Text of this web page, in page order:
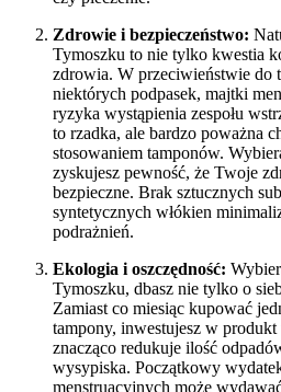
Zdrowie i bezpieczeństwo:
Tymoszku to nie tylko kwestia
zdrowia. W przeciwieństwie do
niektórych podpasek, majtki
ryzyka wystąpienia zespołu
to rzadka, ale bardzo poważna
stosowaniem tamponów.
zyskujesz pewność, że Twoje
bezpieczne. Brak sztucznych
syntetycznych włókien
podrażnień.
Ekologia i oszczędność:
Tymoszku, dbasz nie tylko o
Zamiast co miesiąc kupować
tampony, inwestujesz w
znacząco redukuje ilość
wysypiska. Początkowy
menstruacyjnych może